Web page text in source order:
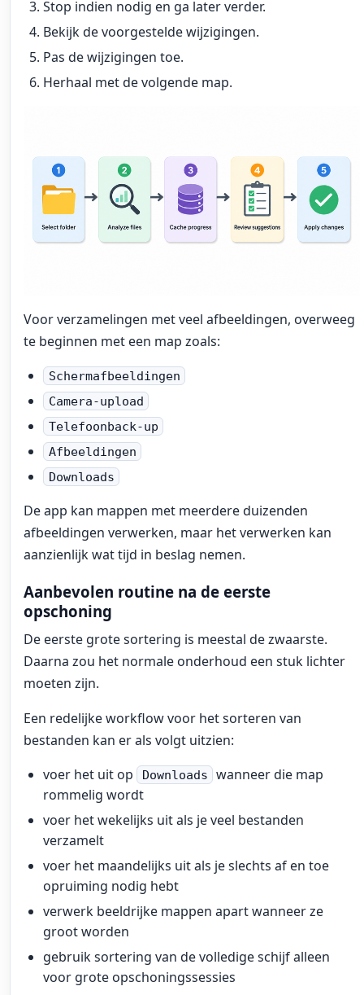
Stop indien nodig en ga later verder.
Bekijk de voorgestelde wijzigingen.
Pas de wijzigingen toe.
Herhaal met de volgende map.
Voor verzamelingen met veel afbeeldingen, overweeg
te beginnen met een map zoals:
Schermafbeeldingen
Camera-upload
Telefoonback-up
Afbeeldingen
Downloads
De app kan mappen met meerdere duizenden
afbeeldingen verwerken, maar het verwerken kan
aanzienlijk wat tijd in beslag nemen.
Aanbevolen routine na de eerste
opschoning
De eerste grote sortering is meestal de zwaarste.
Daarna zou het normale onderhoud een stuk lichter
moeten zijn.
Een redelijke workflow voor het sorteren van
bestanden kan er als volgt uitzien:
voer het uit op
Downloads
wanneer die map
rommelig wordt
voer het wekelijks uit als je veel bestanden
verzamelt
voer het maandelijks uit als je slechts af en toe
opruiming nodig hebt
verwerk beeldrijke mappen apart wanneer ze
groot worden
gebruik sortering van de volledige schijf alleen
voor grote opschoningssessies